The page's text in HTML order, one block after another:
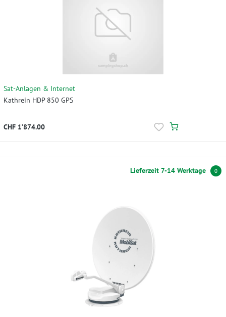
Sat-Anlagen & Internet
Kathrein HDP 850 GPS
CHF 1’874.00
Lieferzeit 7-14 Werktage 0